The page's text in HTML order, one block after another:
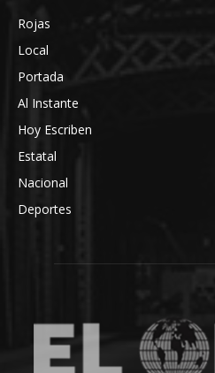
Rojas
Local
Portada
Al Instante
Hoy Escriben
Estatal
Nacional
Deportes